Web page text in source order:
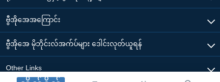
ဗွီအိုအေအကြောင်း
ဗွီအိုအေ မိုဘိုင်းလ်အက်ပ်များ ဒေါင်းလုတ်ယူရန်
Other Links